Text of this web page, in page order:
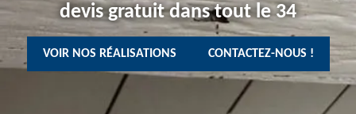
devis gratuit dans tout le 34
VOIR NOS RÉALISATIONS CONTACTEZ-NOUS !